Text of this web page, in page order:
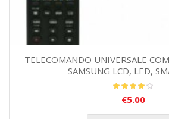
TELECOMANDO UNIVERSALE
SAMSUNG LCD, LED,
Valutato
5
€5.00